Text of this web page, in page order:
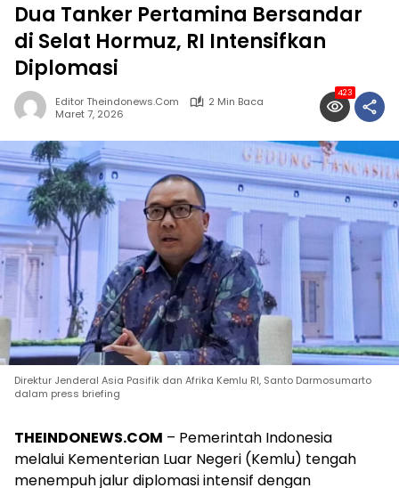
Dua Tanker Pertamina Bersandar
di Selat Hormuz, RI Intensifkan
Diplomasi
Editor Theindonews.com
2 Min Baca
Maret 7, 2026
423
Direktur Jenderal Asia Pasifik dan Afrika Kemlu RI, Santo Darmosumarto
dalam press briefing
THEINDONEWS.COM – Pemerintah Indonesia
melalui Kementerian Luar Negeri (Kemlu) tengah
menempuh jalur diplomasi intensif dengan